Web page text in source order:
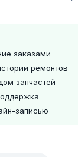
заказами
ремонтов
запчастей
записью